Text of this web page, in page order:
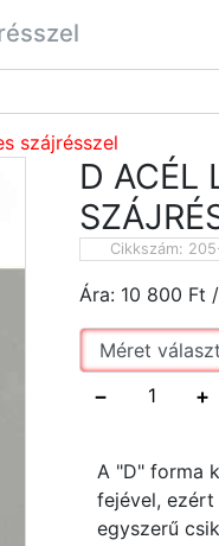
szájrésszel
D ACÉL
Cikkszám:
Ára: 10 800 Ft
− +
A "D" forma
fejével,
egyszerű